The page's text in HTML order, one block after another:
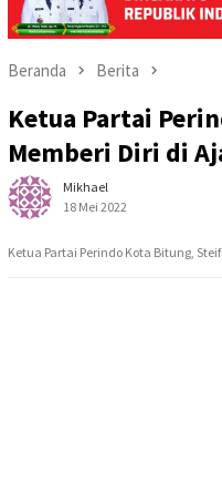
Beranda Berita
Ketua Partai
Memberi Diri di
Mikhael
18 Mei 2022
Ketua Partai Perindo Kota Bitung,